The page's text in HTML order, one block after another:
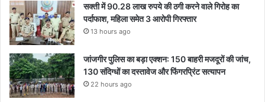
सक्ती में 90.28 लाख रुपये की ठगी करने वाले गिरोह का
पर्दाफाश, महिला समेत 3 आरोपी गिरफ्तार
13 hours ago
जांजगीर पुलिस का बड़ा एक्शन: 150 बाहरी मजदूरों की जांच,
130 संदिग्धों का दस्तावेज और फिंगरप्रिंट सत्यापन
22 hours ago